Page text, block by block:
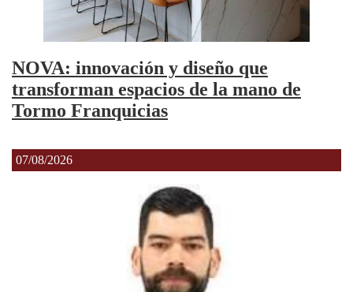
NOVA: innovación y diseño que
transforman espacios de la mano de
Tormo Franquicias
07/08/2026